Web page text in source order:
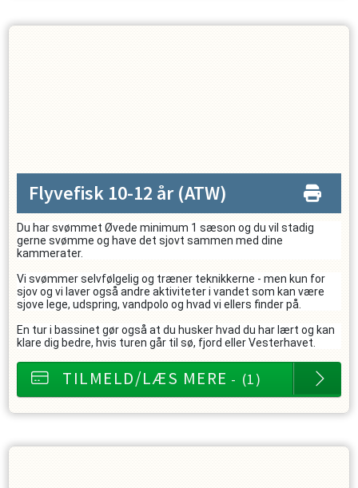
Flyvefisk 10-12 år (ATW)
Du har svømmet Øvede minimum 1 sæson og du vil stadig
gerne svømme og have det sjovt sammen med dine
kammerater.
Vi svømmer selvfølgelig og træner teknikkerne - men kun for
sjov og vi laver også andre aktiviteter i vandet som kan være
sjove lege, udspring, vandpolo og hvad vi ellers finder på.
En tur i bassinet gør også at du husker hvad du har lært og kan
klare dig bedre, hvis turen går til sø, fjord eller Vesterhavet.
TILMELD/LÆS MERE - (1)